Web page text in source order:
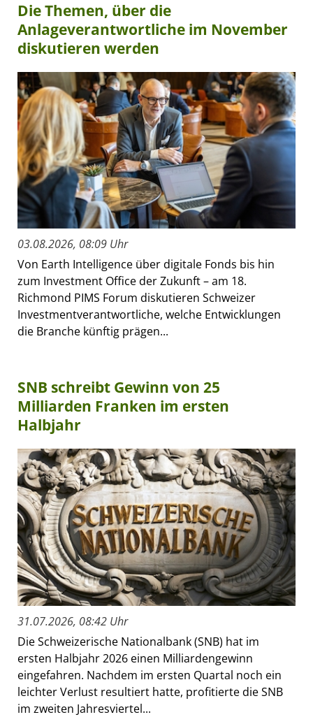
Die Themen, über die
Anlageverantwortliche im November
diskutieren werden
03.08.2026, 08:09 Uhr
Von Earth Intelligence über digitale Fonds bis hin
zum Investment Office der Zukunft – am 18.
Richmond PIMS Forum diskutieren Schweizer
Investmentverantwortliche, welche Entwicklungen
die Branche künftig prägen...
SNB schreibt Gewinn von 25
Milliarden Franken im ersten
Halbjahr
31.07.2026, 08:42 Uhr
Die Schweizerische Nationalbank (SNB) hat im
ersten Halbjahr 2026 einen Milliardengewinn
eingefahren. Nachdem im ersten Quartal noch ein
leichter Verlust resultiert hatte, profitierte die SNB
im zweiten Jahresviertel...